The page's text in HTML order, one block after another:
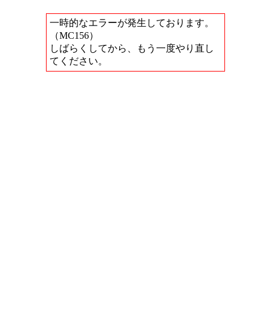
一時的なエラーが発生しております。
（MC156）
しばらくしてから、もう一度やり直し
てください。